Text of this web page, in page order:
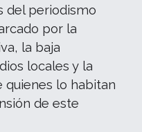
del periodismo
por la
la baja
locales y la
quienes lo habitan
de este